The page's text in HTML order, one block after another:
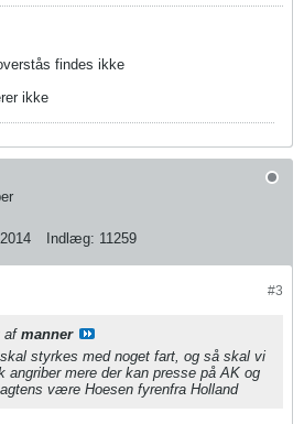
findes ikke
ikke
Indlæg: 11259
#3
af manner
styrkes med noget fart, og så skal vi
mere der kan presse på AK og
være Hoesen fyrenfra Holland